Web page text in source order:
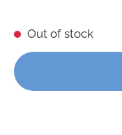
Out of stock